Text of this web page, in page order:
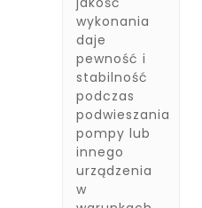
wykonania
daje
pewność i
stabilność
podczas
podwieszania
pompy lub
innego
urządzenia
w